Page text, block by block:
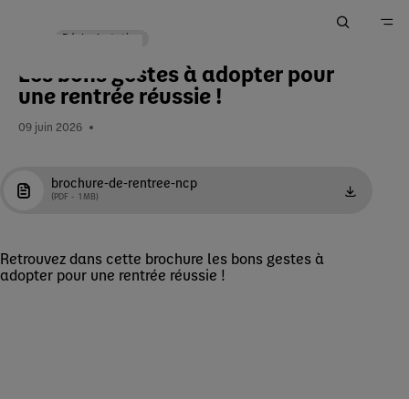
Accueil
Ma Pratique
Votre espace Outils & Services
Déshydratation
09 juin 2026
Les bons gestes à adopter pour
une rentrée réussie !
brochure-de-rentree-ncp
1 MB
PDF
Retrouvez dans cette brochure les bons gestes à
adopter pour une rentrée réussie !